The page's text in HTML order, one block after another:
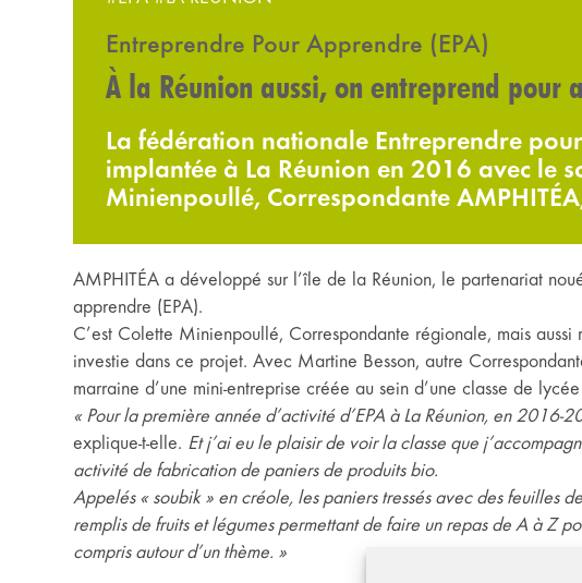
Entreprendre Pour Apprendre (EPA)
À la Réunion aussi, on entreprend pour
La fédération nationale Entreprendre
implantée à La Réunion en 2016 avec le
Minienpoullé, Correspondante
AMPHITÉA a développé sur l’île de la Réunion, le partenariat
apprendre (EPA).
C’est Colette Minienpoullé, Correspondante régionale, mais aussi
investie dans ce projet. Avec Martine Besson, autre
marraine d’une mini-entreprise créée au sein d’une classe de
« Pour la première année d’activité d’EPA à La Réunion, en 2016-
explique-t-elle. Et j’ai eu le plaisir de voir la classe que
activité de fabrication de paniers de produits bio.
Appelés « soubik » en créole, les paniers tressés avec des feuilles
remplis de fruits et légumes permettant de faire un repas de A à Z
compris autour d’un thème. »